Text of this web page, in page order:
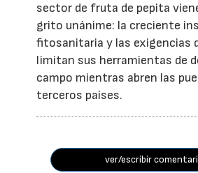
sector de fruta de pepita
grito unánime: la creciente
fitosanitaria y las exigencias
limitan sus herramientas de
campo mientras abren las
terceros países.
ver/escribir